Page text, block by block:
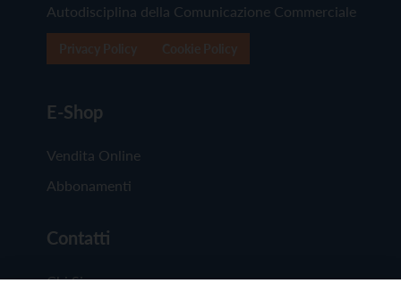
Autodisciplina della Comunicazione Commerciale
E-Shop
Vendita Online
Abbonamenti
Contatti
Chi Siamo